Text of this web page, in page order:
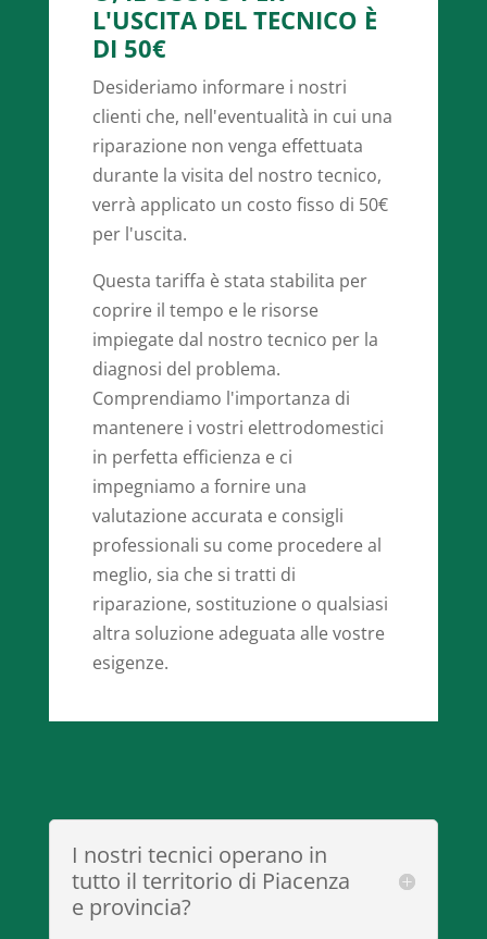
L'USCITA DEL TECNICO È
DI 50€
Desideriamo informare i nostri
clienti che, nell'eventualità in cui una
riparazione non venga effettuata
durante la visita del nostro tecnico,
verrà applicato un costo fisso di 50€
per l'uscita.
Questa tariffa è stata stabilita per
coprire il tempo e le risorse
impiegate dal nostro tecnico per la
diagnosi del problema.
Comprendiamo l'importanza di
mantenere i vostri elettrodomestici
in perfetta efficienza e ci
impegniamo a fornire una
valutazione accurata e consigli
professionali su come procedere al
meglio, sia che si tratti di
riparazione, sostituzione o qualsiasi
altra soluzione adeguata alle vostre
esigenze.
I nostri tecnici operano in
tutto il territorio di Piacenza
e provincia?